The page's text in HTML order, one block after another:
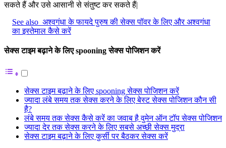
सकते हैं और उसे आसानी से संतुष्ट कर सकते हैं|
See also अश्वगंधा के फायदे पुरुष की सेक्स पॉवर के लिए और अश्वगंधा
का इस्तेमाल कैसे करें
सेक्स टाइम बढ़ाने के लिए spooning सेक्स पोजिशन करें
सेक्स टाइम बढ़ाने के लिए spooning सेक्स पोजिशन करें
ज्यादा लंबे समय तक सेक्स करने के लिए बेस्ट सेक्स पोजिशन कौन सी
है?
लंबे समय तक सेक्स कैसे करें का जवाब है वुमेन ऑन टॉप सेक्स पोजिशन
ज्यादा देर तक सेक्स करने के लिए सबसे अच्छी सेक्स मुद्रा
सेक्स टाइम बढ़ाने के लिए कुर्सी पर बैठकर सेक्स करें